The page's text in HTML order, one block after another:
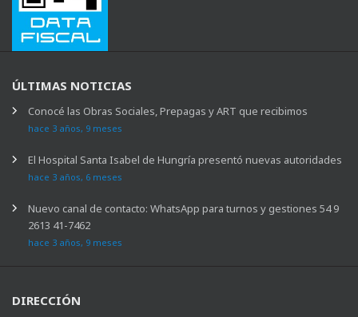
ÚLTIMAS NOTICIAS
Conocé las Obras Sociales, Prepagas y ART que recibimos
hace 3 años, 9 meses
El Hospital Santa Isabel de Hungría presentó nuevas autoridades
hace 3 años, 6 meses
Nuevo canal de contacto: WhatsApp para turnos y gestiones 54 9
2613 41-7462
hace 3 años, 9 meses
DIRECCIÓN